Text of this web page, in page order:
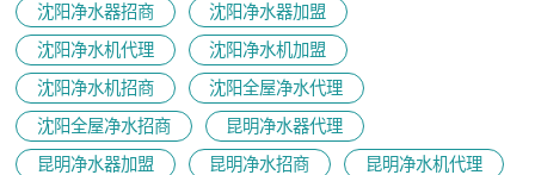
沈阳净水器招商
沈阳净水器加盟
沈阳净水机代理
沈阳净水机加盟
沈阳净水机招商
沈阳全屋净水代理
沈阳全屋净水招商
昆明净水器代理
昆明净水器加盟
昆明净水招商
昆明净水机代理